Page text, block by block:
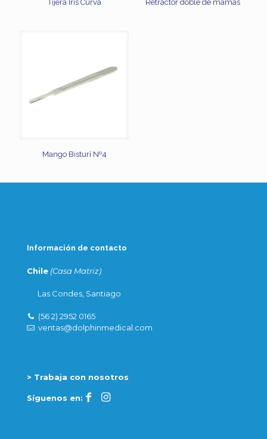
Tijera Iris Curva Retractor doble de mamas
Mango Bisturí Nº4
Información de contacto
Chile (Casa Matriz)
Las Condes, Santiago
(56 2) 2952 0165
ventas@dolphinmedical.com
> Trabaja con nosotros
Síguenos en: